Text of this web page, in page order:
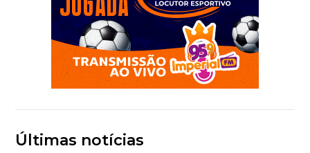
Últimas notícias